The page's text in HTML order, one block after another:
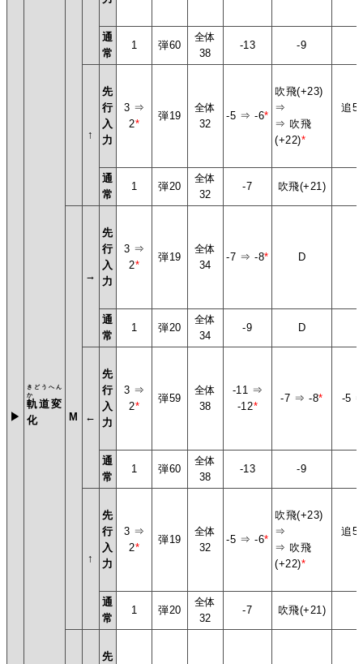
▶
軌道変
化
きどうへん
か
通
常
1 弾60
全体
38
-13 -9
↑
先
行
入
力
3 ⇒
2*
弾19
全体
32
-5 ⇒ -6*
吹飛(+23)
⇒
⇒ 吹飛
(+22)*
追
通
常
1 弾20
全体
32
-7 吹飛(+21)
M
→
先
行
入
力
3 ⇒
2*
弾19
全体
34
-7 ⇒ -8* D
通
常
1 弾20
全体
34
-9 D
←
先
行
入
力
3 ⇒
2*
弾59
全体
38
-11 ⇒
-12*
-7 ⇒ -8* -5
通
常
1 弾60
全体
38
-13 -9
↑
先
行
入
力
3 ⇒
2*
弾19
全体
32
-5 ⇒ -6*
吹飛(+23)
⇒
⇒ 吹飛
(+22)*
追
通
常
1 弾20
全体
32
-7 吹飛(+21)
先